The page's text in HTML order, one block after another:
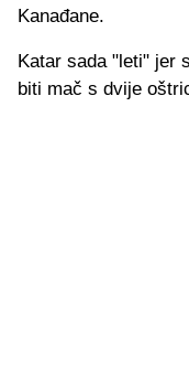
Kanađane.
Katar sada "leti" jer
biti mač s dvije